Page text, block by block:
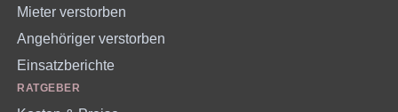
Mieter verstorben
Angehöriger verstorben
Einsatzberichte
RATGEBER